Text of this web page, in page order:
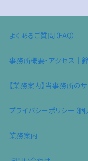
よくあるご質問（FAQ）
事務所概要・アクセス｜
【業務案内】当事務所の
プライバシーポリシー（
業務案内